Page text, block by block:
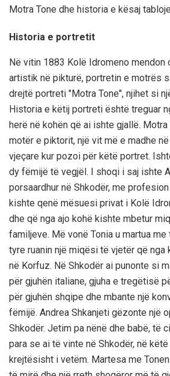
Motra Tone dhe historia e kësaj
Historia e portretit
Në vitin 1883 Kolë Idromeno mendon
artistik në pikturë, portretin e motrës
drejtë portreti "Motra Tone", njihet si
Historia e këtij portreti është treguar
herë në kohën që ai ishte gjallë.
motër e piktorit, një vit më e madhe
vjeçare kur pozoi për këtë portret.
dy fëmijë të vegjël. I shoqi i saj ishte
porsaardhur në Shkodër, me
kishte qenë mësuesi privat i Kolë
dhe që nga ajo kohë kishte mbetur
familjeve. Më vonë Tonia u martua
tyre ruanin një miqësi të vjetër që nga
në Korfuz. Në Shkodër ai punonte si
për gjuhën italiane, gjuha e tregëtisë
për gjuhën shqipe dhe mbante një
fëmijë. Andrea Shkanjeti gëzonte një
Shkodër. Jetim pa nënë dhe babë, të
para se ai të vinte në Shkodër, në
krejtësisht i vetëm. Martesa me